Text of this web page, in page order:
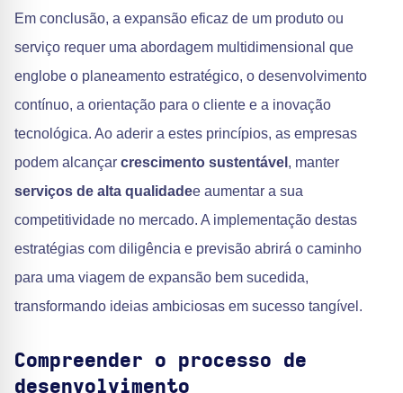
Em conclusão, a expansão eficaz de um produto ou
serviço requer uma abordagem multidimensional que
englobe o planeamento estratégico, o desenvolvimento
contínuo, a orientação para o cliente e a inovação
tecnológica. Ao aderir a estes princípios, as empresas
podem alcançar crescimento sustentável , manter
serviços de alta qualidadee aumentar a sua
competitividade no mercado. A implementação destas
estratégias com diligência e previsão abrirá o caminho
para uma viagem de expansão bem sucedida,
transformando ideias ambiciosas em sucesso tangível.
Compreender o processo de
desenvolvimento